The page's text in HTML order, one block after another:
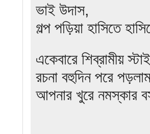
ভাই উদাস,
গল্প পড়িয়া হাসিতে
একেবারে শিব্রামীয়
রচনা বহুদিন পরে
আপনার খুরে নমস্কার